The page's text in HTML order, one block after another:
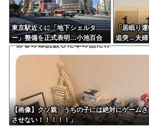
東京駅近くに「地下シェルタ
ー」整備を正式表明…小池百合
子知事「多くの方が滞在、施設
整備の効果高い」
「居眠り
追突→夫婦
い」と気
【画像】クソ親「うちの子には絶対にゲーム
させない！！！！！」